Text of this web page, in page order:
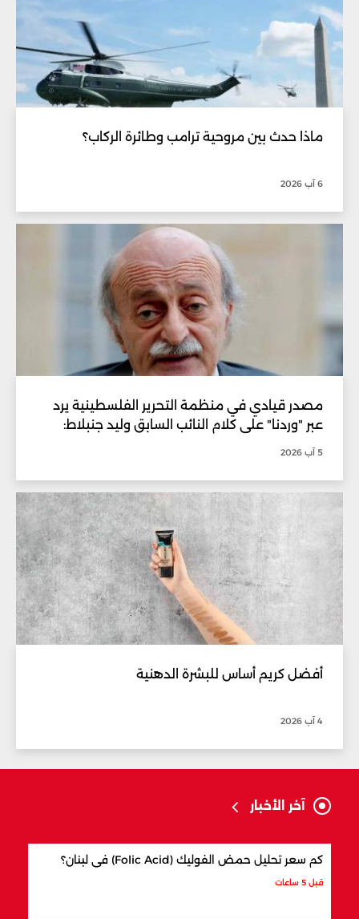
ماذا حدث بين مروحية ترامب وطائرة الركاب؟
6 آب 2026
مصدر قيادي في منظمة التحرير الفلسطينية يرد
عبر "وردنا" على كلام النائب السابق وليد جنبلاط:
5 آب 2026
أفضل كريم أساس للبشرة الدهنية
4 آب 2026
آخر الأخبار
كم سعر تحليل حمض الفوليك (Folic Acid) في لبنان؟
قبل 5 ساعات